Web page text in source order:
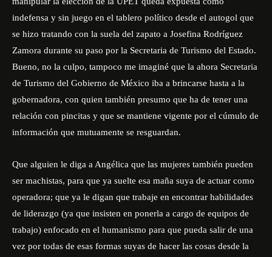
indefensa y sin juego en el tablero político desde el autogol que
se hizo tratando con la suela del zapato a Josefina Rodríguez
Zamora durante su paso por la Secretaria de Turismo del Estado.
Bueno, no la culpo, tampoco me imaginé que la ahora Secretaria
de Turismo del Gobierno de México iba a brincarse hasta a la
gobernadora, con quien también presumo que ha de tener una
relación con pincitas y que se mantiene vigente por el cúmulo de
información que mutuamente se resguardan.
Que alguien le diga a Angélica que las mujeres también pueden
ser machistas, para que ya suelte esa maña suya de actuar como
operadora; que ya le digan que trabaje en encontrar habilidades
de liderazgo (ya que insisten en ponerla a cargo de equipos de
trabajo) enfocado en el humanismo para que pueda salir de una
vez por todas de esas formas suyas de hacer las cosas desde la